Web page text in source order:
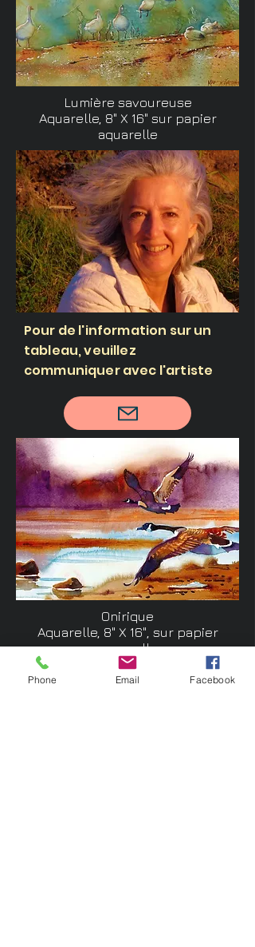
Lumière savoureuse
Aquarelle, 8" X 16" sur papier
aquarelle
Pour de l'information sur un
tableau, veuillez
communiquer avec l'artiste
Onirique
Aquarelle, 8" X 16", sur papier
aquarelle
Marie Gauthier
Phone Email Facebook